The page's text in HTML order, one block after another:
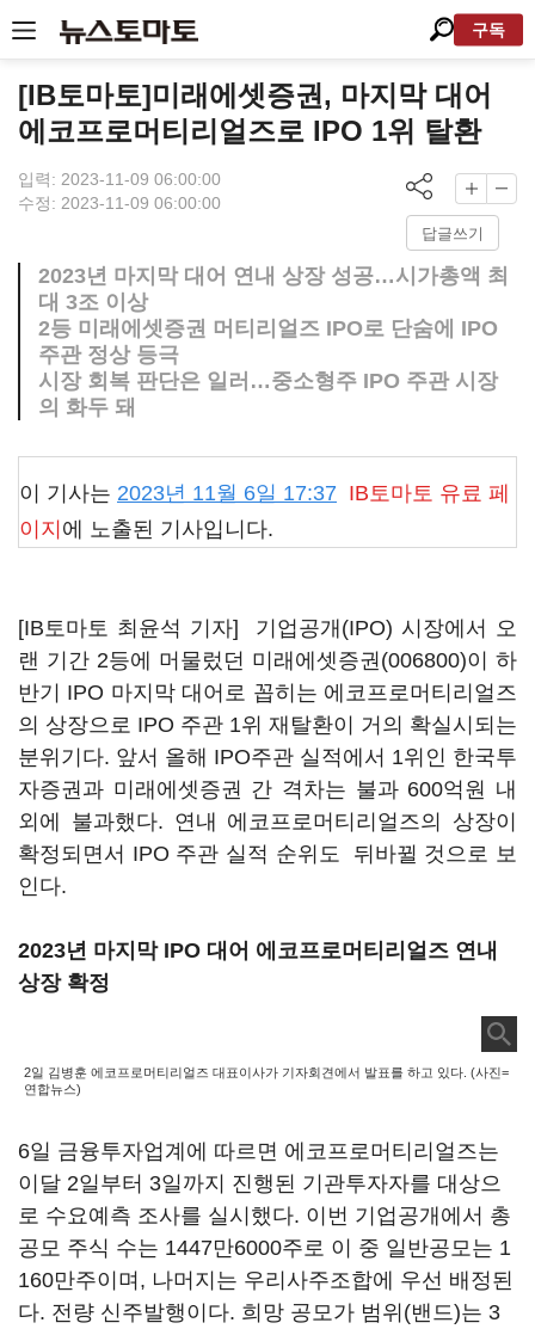
구독
[IB토마토]미래에셋증권, 마지막 대어
에코프로머티리얼즈로 IPO 1위 탈환
입력: 2023-11-09 06:00:00
수정: 2023-11-09 06:00:00
답글쓰기
2023년 마지막 대어 연내 상장 성공…시가총액 최
대 3조 이상
2등 미래에셋증권 머티리얼즈 IPO로 단숨에 IPO
주관 정상 등극
시장 회복 판단은 일러…중소형주 IPO 주관 시장
의 화두 돼
이 기사는 2023년 11월 6일 17:37 IB토마토 유료 페
이지 에 노출된 기사입니다.
[IB토마토 최윤석 기자] 기업공개(IPO) 시장에서 오
랜 기간 2등에 머물렀던 미래에셋증권(006800)이 하
반기 IPO 마지막 대어로 꼽히는 에코프로머티리얼즈
의 상장으로 IPO 주관 1위 재탈환이 거의 확실시되는
분위기다. 앞서 올해 IPO주관 실적에서 1위인 한국투
자증권과 미래에셋증권 간 격차는 불과 600억원 내
외에 불과했다. 연내 에코프로머티리얼즈의 상장이
확정되면서 IPO 주관 실적 순위도 뒤바뀔 것으로 보
인다.
2023년 마지막 IPO 대어 에코프로머티리얼즈 연내
상장 확정
2일 김병훈 에코프로머티리얼즈 대표이사가 기자회견에서 발표를 하고 있다. (사진=
연합뉴스)
6일 금융투자업계에 따르면 에코프로머티리얼즈는
이달 2일부터 3일까지 진행된 기관투자자를 대상으
로 수요예측 조사를 실시했다. 이번 기업공개에서 총
공모 주식 수는 1447만6000주로 이 중 일반공모는 1
160만주이며, 나머지는 우리사주조합에 우선 배정된
다. 전량 신주발행이다. 희망 공모가 범위(밴드)는 3